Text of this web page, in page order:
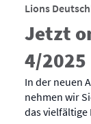
Lions
Jetzt
4/
In der neuen
nehmen wir
das vielfältige